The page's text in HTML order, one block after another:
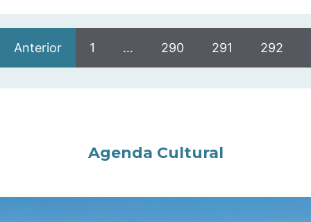
Anterior 1 … 290 291 292
Agenda Cultural